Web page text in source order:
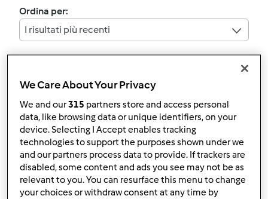
Ordina per:
I risultati più recenti
torta terzo compleanno
Simone
daOspite
0 facile
We Care About Your Privacy
We and our315 partners store and access personal
data, like browsing data or unique identifiers, on your
device. Selecting I Accept enables tracking
technologies to support the purposes shown under we
and our partners process data to provide. If trackers are
disabled, some content and ads you see may not be as
relevant to you. You can resurface this menu to change
your choices or withdraw consent at any time by